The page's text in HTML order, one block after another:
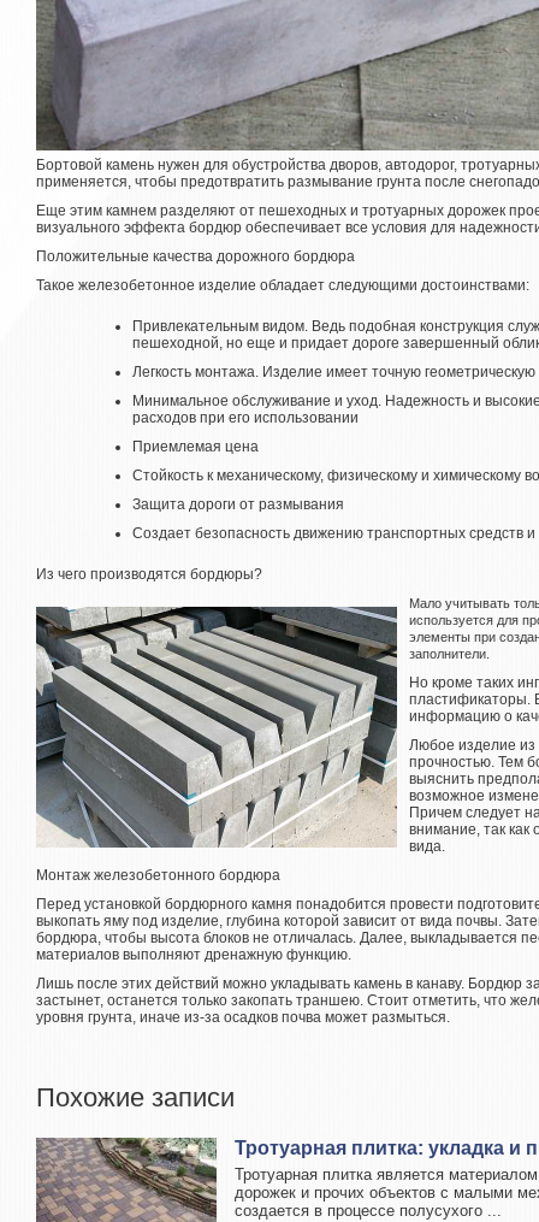
Бортовой камень нужен для обустройства дворов, автодорог,
применяется, чтобы предотвратить размывание грунта после
Еще этим камнем разделяют от пешеходных и тротуарных дорожек
визуального эффекта бордюр обеспечивает все условия для
Положительные качества дорожного бордюра
Такое железобетонное изделие обладает следующими достоинствами:
Привлекательным видом. Ведь подобная конструкция
пешеходной, но еще и придает дороге завершенный
Легкость монтажа. Изделие имеет точную
Минимальное обслуживание и уход. Надежность и
расходов при его использовании
Приемлемая цена
Стойкость к механическому, физическому и химическому
Защита дороги от размывания
Создает безопасность движению транспортных средств
Из чего производятся бордюры?
Мало учитывать
используется для
элементы при
заполнители.
Но кроме таких
пластификаторы.
информацию о
Любое изделие из
прочностью. Тем
выяснить
возможное
Причем следует
внимание, так
вида.
Монтаж железобетонного бордюра
Перед установкой бордюрного камня понадобится провести
выкопать яму под изделие, глубина которой зависит от вида почвы.
бордюра, чтобы высота блоков не отличалась. Далее, выкладывается
материалов выполняют дренажную функцию.
Лишь после этих действий можно укладывать камень в канаву. Бордюр
застынет, останется только закопать траншею. Стоит отметить, что
уровня грунта, иначе из-за осадков почва может размыться.
Похожие записи
Тротуарная плитка: укладка и
Тротуарная плитка является
дорожек и прочих объектов с малыми
создается в процессе полусухого ...